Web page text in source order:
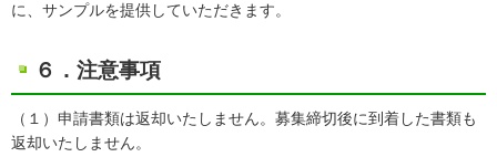
に、サンプルを提供していただきます。
６．注意事項
（１）申請書類は返却いたしません。募集締切後に到着した書類も
返却いたしません。